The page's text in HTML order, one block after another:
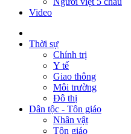
Video
Thời sự
Chính trị
Y tế
Giao thông
Môi trường
Đô thị
Dân tộc - Tôn giáo
Nhân vật
Tôn giáo